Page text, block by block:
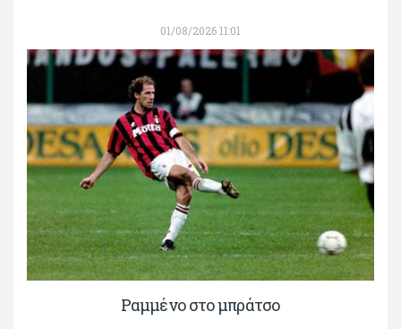
01/08/2026 11:01
Ραμμένο στο μπράτσο